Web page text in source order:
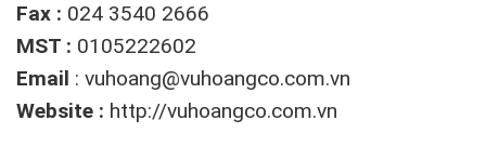
Fax : 024 3540 2666
MST : 0105222602
Email : vuhoang@vuhoangco.com.vn
Website : http://vuhoangco.com.vn